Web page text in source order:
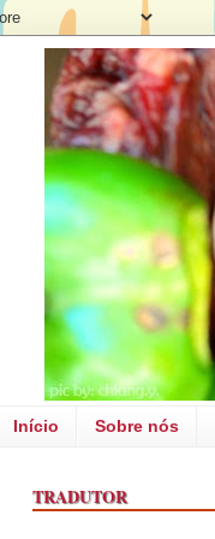
Início Sobre nós
TRADUTOR